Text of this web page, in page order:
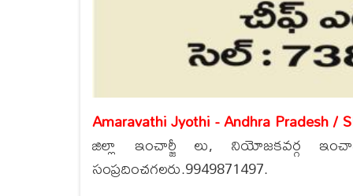
Amaravathi Jyothi - Andhra Pradesh /
జిల్లా ఇంచార్జీ లు, నియోజకవర్గ
సంప్రదించగలరు.9949871497.